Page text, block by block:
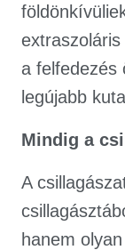
a felfedezés
legújabb
Mindig a
A
hanem